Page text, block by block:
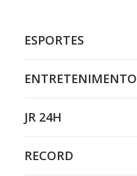
ESPORTES
ENTRETENIMENTO
JR 24H
RECORD